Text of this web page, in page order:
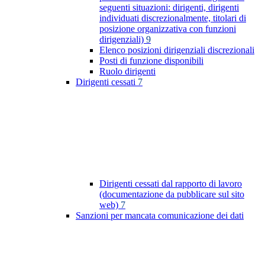
seguenti situazioni: dirigenti, dirigenti
individuati discrezionalmente, titolari di
posizione organizzativa con funzioni
dirigenziali) 9
Elenco posizioni dirigenziali discrezionali
Posti di funzione disponibili
Ruolo dirigenti
Dirigenti cessati 7
Dirigenti cessati dal rapporto di lavoro
(documentazione da pubblicare sul sito
web) 7
Sanzioni per mancata comunicazione dei dati